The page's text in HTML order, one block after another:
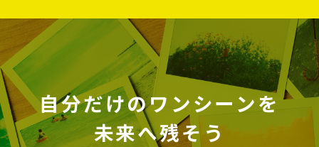
自分だけのワンシーンを
未来へ残そう